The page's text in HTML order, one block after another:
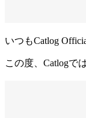
いつもCatlog
この度、Catlogで